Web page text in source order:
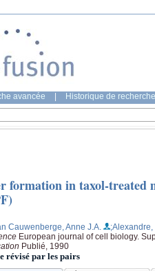
avancée Historique de recherche
formation in taxol-treated
Cauwenberge, Anne J.A.
;Alexandre,
European journal of cell biology.
Publié, 1990
révisé par les pairs